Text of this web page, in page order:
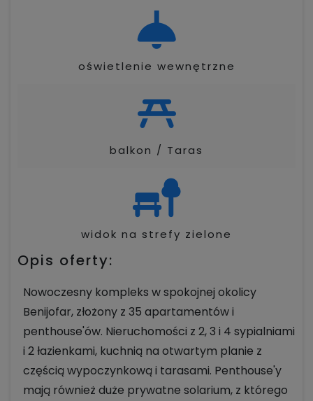
oświetlenie wewnętrzne
balkon / Taras
widok na strefy zielone
Opis oferty:
Nowoczesny kompleks w spokojnej okolicy
Benijofar, złożony z 35 apartamentów i
penthouse'ów. Nieruchomości z 2, 3 i 4 sypialniami
i 2 łazienkami, kuchnią na otwartym planie z
częścią wypoczynkową i tarasami. Penthouse'y
mają również duże prywatne solarium, z którego